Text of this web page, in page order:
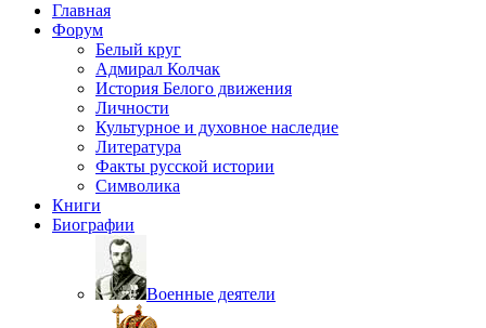
Главная
Форум
Белый круг
Адмирал Колчак
История Белого движения
Личности
Культурное и духовное наследие
Литература
Факты русской истории
Символика
Книги
Биографии
Военные деятели